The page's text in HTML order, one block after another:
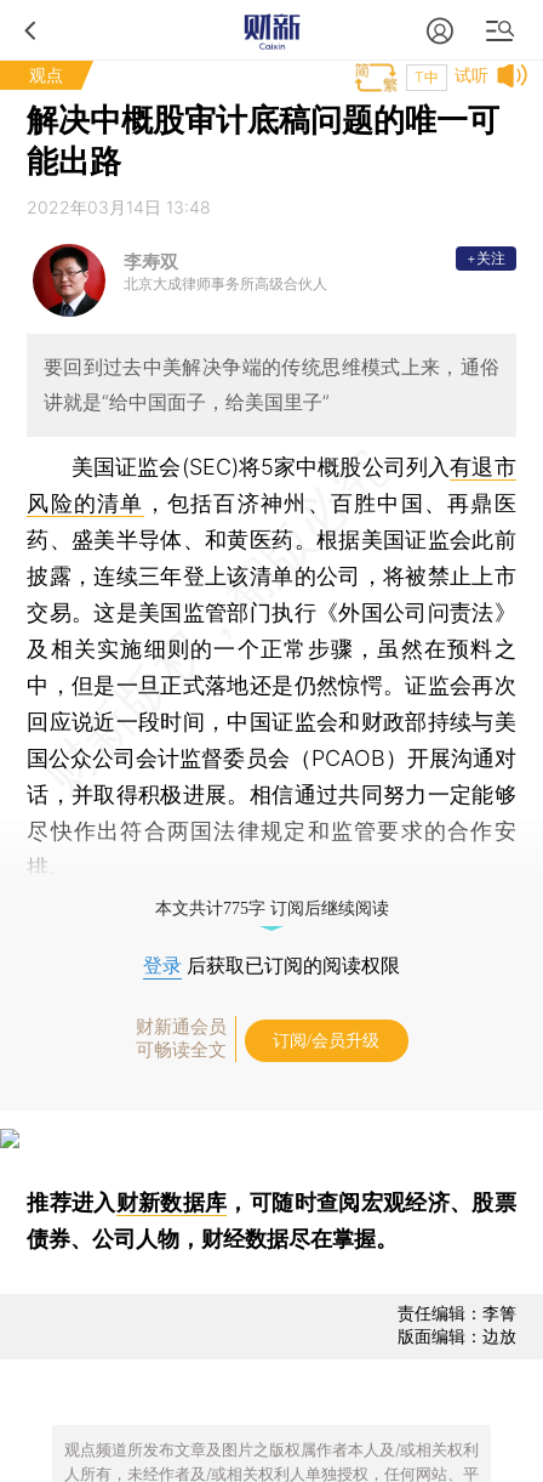
观点 试听
T中
解决中概股审计底稿问题的唯一可
能出路
2022年03月14日 13:48
李寿双
北京大成律师事务所高级合伙人
+关注
要回到过去中美解决争端的传统思维模式上来，通俗
讲就是“给中国面子，给美国里子”
美国证监会(SEC)将5家中概股公司列入有退市
风险的清单 ，包括百济神州、百胜中国、再鼎医
药、盛美半导体、和黄医药。根据美国证监会此前
披露，连续三年登上该清单的公司，将被禁止上市
交易。这是美国监管部门执行《外国公司问责法》
及相关实施细则的一个正常步骤，虽然在预料之
中，但是一旦正式落地还是仍然惊愕。证监会再次
回应说近一段时间，中国证监会和财政部持续与美
国公众公司会计监督委员会（PCAOB）开展沟通对
话，并取得积极进展。相信通过共同努力一定能够
尽快作出符合两国法律规定和监管要求的合作安
排。
本文共计775字 订阅后继续阅读
登录 后获取已订阅的阅读权限
财新通会员
可畅读全文
订阅/会员升级
推荐进入财新数据库 ，可随时查阅宏观经济、股票
债券、公司人物，财经数据尽在掌握。
责任编辑：李箐
版面编辑：边放
观点频道所发布文章及图片之版权属作者本人及/或相关权利
人所有，未经作者及/或相关权利人单独授权，任何网站、平